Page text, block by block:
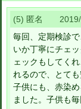
(5) 匿名 2019/
毎回、定期検診
いか丁寧にチェ
ェックもしてく
れるので、とても
子供にも、赤染
ました。子供も